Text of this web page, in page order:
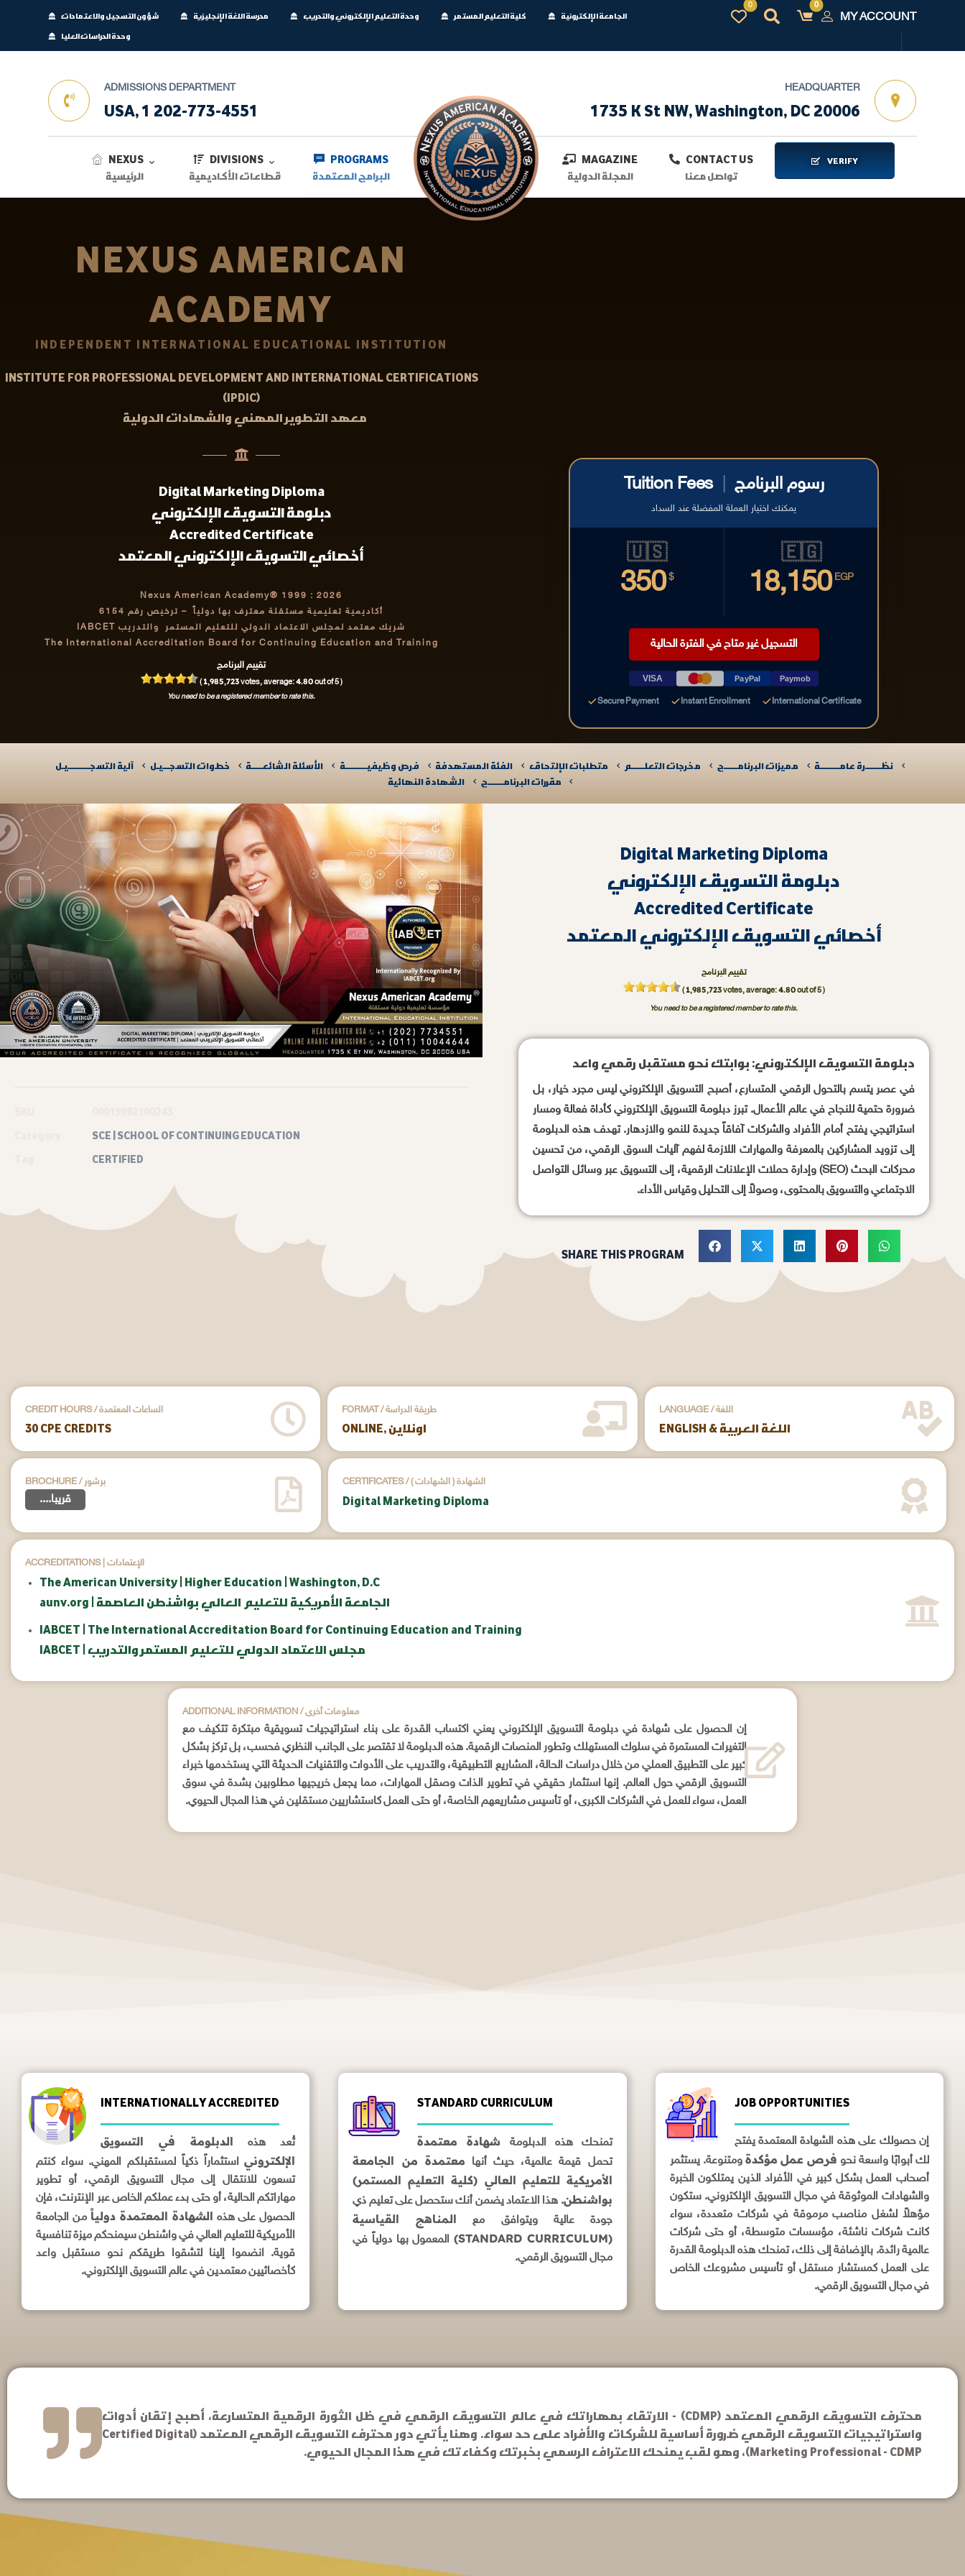
شؤون التسجيل والاعتمادات مدرسة اللغة الإنجليزية وحدة التعليم الإلكتروني والتدريب كلية التعليم المستمر
الجامعة الإلكترونية
وحدة الدراسات العليا
MY ACCOUNT
ADMISSIONS DEPARTMENT
USA, 1 202-773-4551
HEADQUARTER
1735 K St NW, Washington, DC 20006
NEXUS
الرئيسية
DIVISIONS
قطاعات الأكاديمية
PROGRAMS
البرامج المعتمدة
MAGAZINE
المجلة الدولية
CONTACT US
تواصل معنا
VERIFY
NEXUS AMERICAN
ACADEMY
INDEPENDENT INTERNATIONAL EDUCATIONAL INSTITUTION
INSTITUTE FOR PROFESSIONAL DEVELOPMENT AND INTERNATIONAL CERTIFICATIONS
(IPDIC)
معهد التطوير المهني والشهادات الدولية
Digital Marketing Diploma
دبلومة التسويق الإلكتروني
Accredited Certificate
أخصائي التسويق الإلكتروني المعتمد
Nexus American Academy® 1999 : 2026
أكاديمية تعليمية مستقلة معترف بها دولياً
– ترخيص رقم 6154
شريك معتمد لمجلس الاعتماد الدولي للتعليم المستمر والتدريب IABCET
The International Accreditation Board for Continuing Education and Training
تقييم البرنامج
(1,985,723votes, average:4.80out of 5 )
You need to be a registered member to rate this.
Tuition Fees رسوم البرنامج
يمكنك اختيار العملة المفضلة عند السداد
🇺🇸
350 $
🇪🇬
18,150 EGP
التسجيل غير متاح في الفترة الحالية
VISA PayPal Paymob
Secure Payment Instant Enrollment International Certificate
نظـــــــرة عامـــــــــة مميزات البرنامــــــج مخرجات التعلــــــم متطلبات الإلتحاق الفئة المستهدفة فرص وظيفيــــــــــة الأسئلة الشائعـــــة خطوات التسجـــيـل
آلية التسجــــــــــيـل​
مقررات البرنامـــــــج
الشهادة النهائية
SCE | SCHOOL OF CONTINUING EDUCATION
CERTIFIED
Digital Marketing Diploma
دبلومة التسويق الإلكتروني
Accredited Certificate
أخصائي التسويق الإلكتروني المعتمد
تقييم البرنامج
(1,985,723votes, average:4.80out of 5 )
You need to be a registered member to rate this.
دبلومة التسويق الإلكتروني: بوابتك نحو مستقبل رقمي واعد
في عصر يتسم بالتحول الرقمي المتسارع، أصبح التسويق الإلكتروني ليس مجرد خيار، بل
ضرورة حتمية للنجاح في عالم الأعمال. تبرز دبلومة التسويق الإلكتروني كأداة فعالة ومسار
استراتيجي يفتح أمام الأفراد والشركات آفاقاً جديدة للنمو والازدهار. تهدف هذه الدبلومة
إلى تزويد المشاركين بالمعرفة والمهارات اللازمة لفهم آليات السوق الرقمي، من تحسين
محركات البحث (SEO) وإدارة حملات الإعلانات الرقمية، إلى التسويق عبر وسائل التواصل
الاجتماعي والتسويق بالمحتوى، وصولاً إلى التحليل وقياس الأداء.
SHARE THIS PROGRAM
CREDIT HOURS / الساعات المعتمدة
30 CPE CREDITS
FORMAT / طريقة الدراسة
ONLINE, اونلاين
LANGUAGE / اللغة
ENGLISH & اللغة العربية
BROCHURE / برشور
....قريبا
CERTIFICATES / ( الشهادات ) الشهادة
Digital Marketing Diploma
ACCREDITATIONS | الإعتمادات
The American University | Higher Education | Washington, D.C
aunv.org | الجامعة الأمريكية للتعليم العالي بواشنطن العاصمة
IABCET | The International Accreditation Board for Continuing Education and Training
IABCET | مجلس الاعتماد الدولي للتعليم المستمر والتدريب
ADDITIONAL INFORMATION / معلومات أخرى
إن الحصول على شهادة في دبلومة التسويق الإلكتروني يعني اكتساب القدرة على بناء استراتيجيات تسويقية مبتكرة تتكيف مع
التغيرات المستمرة في سلوك المستهلك وتطور المنصات الرقمية. هذه الدبلومة لا تقتصر على الجانب النظري فحسب، بل تركز بشكل
كبير على التطبيق العملي من خلال دراسات الحالة، المشاريع التطبيقية، والتدريب على الأدوات والتقنيات الحديثة التي يستخدمها خبراء
التسويق الرقمي حول العالم. إنها استثمار حقيقي في تطوير الذات وصقل المهارات، مما يجعل خريجيها مطلوبين بشدة في سوق
العمل، سواء للعمل في الشركات الكبرى، أو تأسيس مشاريعهم الخاصة، أو حتى العمل كاستشاريين مستقلين في هذا المجال الحيوي.
INTERNATIONALLY ACCREDITED
تُعد هذه الدبلومة في التسويق
الإلكترونياستثماراً ذكياً لمستقبلكم المهني. سواء كنتم
تسعون للانتقال إلى مجال التسويق الرقمي، أو تطوير
مهاراتكم الحالية، أو حتى بدء عملكم الخاص عبر الإنترنت، فإن
الحصول على هذه الشهادة المعتمدة دولياً من الجامعة
الأمريكية للتعليم العالي في واشنطن سيمنحكم ميزة تنافسية
قوية. انضموا إلينا لتشقوا طريقكم نحو مستقبل واعد
كأخصائيين معتمدين في عالم التسويق الإلكتروني.
STANDARD CURRICULUM
تمنحك هذه الدبلومة شهادة معتمدة
تحمل قيمة عالمية، حيث أنها معتمدة من الجامعة
الأمريكية للتعليم العالي (كلية التعليم المستمر)
بواشنطن. هذا الاعتماد يضمن أنك ستحصل على تعليم ذي
جودة عالية ويتوافق مع المناهج القياسية
(STANDARD CURRICULUM)
المعمول بها دولياً في
مجال التسويق الرقمي.
JOB OPPORTUNITIES
إن حصولك على هذه الشهادة المعتمدة يفتح
لك أبوابًا واسعة نحو فرص عمل مؤكدة ومتنوعة. يستثمر
أصحاب العمل بشكل كبير في الأفراد الذين يمتلكون الخبرة
والشهادات الموثوقة في مجال التسويق الإلكتروني. ستكون
مؤهلاً لشغل مناصب مرموقة في شركات متعددة، سواء
كانت شركات ناشئة، مؤسسات متوسطة، أو حتى شركات
عالمية رائدة. بالإضافة إلى ذلك، تمنحك هذه الدبلومة القدرة
على العمل كمستشار مستقل أو تأسيس مشروعك الخاص
في مجال التسويق الرقمي.
محترف التسويق الرقمي المعتمد (CDMP) - الارتقاء بمهاراتك في عالم التسويق الرقمي في ظل الثورة الرقمية المتسارعة، أصبح إتقان أدوات
واستراتيجيات التسويق الرقمي ضرورة أساسية للشركات والأفراد على حد سواء. وهنا يأتي دور محترف التسويق الرقمي المعتمد (Certified Digital
Marketing Professional - CDMP)، وهو لقب يمنحك الاعتراف الرسمي بخبرتك وكفاءتك في هذا المجال الحيوي.